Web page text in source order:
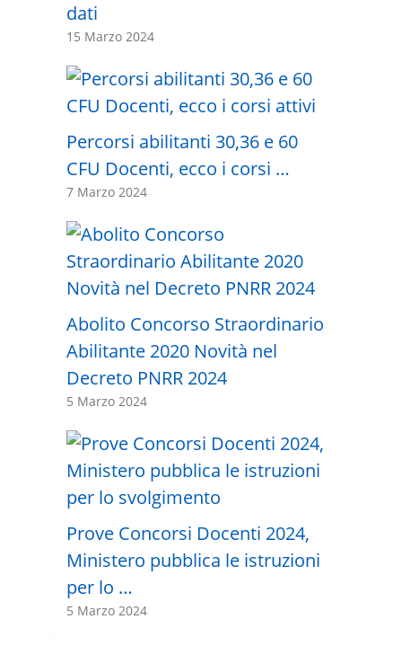
dati
15 Marzo 2024
Percorsi abilitanti 30,36 e 60
CFU Docenti, ecco i corsi …
7 Marzo 2024
Abolito Concorso Straordinario
Abilitante 2020 Novità nel
Decreto PNRR 2024
5 Marzo 2024
Prove Concorsi Docenti 2024,
Ministero pubblica le istruzioni
per lo …
5 Marzo 2024